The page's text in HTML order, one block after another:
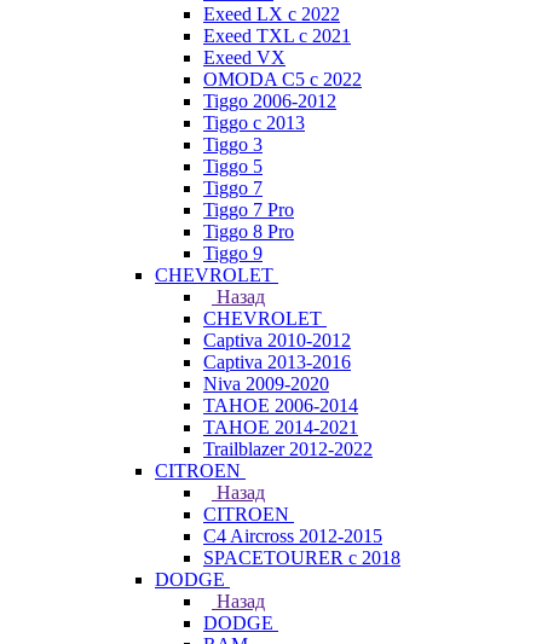
Exeed LX с 2022
Exeed TXL с 2021
Exeed VX
OMODA C5 с 2022
Tiggo 2006-2012
Tiggo с 2013
Tiggo 3
Tiggo 5
Tiggo 7
Tiggo 7 Pro
Tiggo 8 Pro
Tiggo 9
CHEVROLET
Назад
CHEVROLET
Captiva 2010-2012
Captiva 2013-2016
Niva 2009-2020
TAHOE 2006-2014
TAHOE 2014-2021
Trailblazer 2012-2022
CITROEN
Назад
CITROEN
C4 Aircross 2012-2015
SPACETOURER с 2018
DODGE
Назад
DODGE